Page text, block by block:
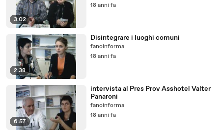
3:02
18 anni fa
2:38
Disintegrare i luoghi comuni
fanoinforma
18 anni fa
6:57
intervista al Pres Prov Asshotel Valter
Panaroni
fanoinforma
18 anni fa